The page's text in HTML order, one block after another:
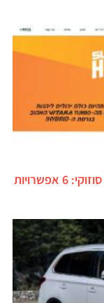
הוצג הסדר פשרה בפרשת ההיברידיות של סוזוקי: 6 אפשרויות